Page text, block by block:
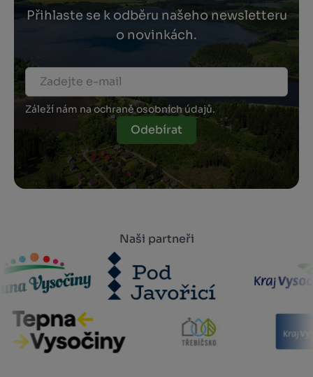
Přihlaste se k odběru našeho newsletteru
o novinkách.
Záleží nám na ochraně osobních údajů.
Odebírat
Naši partneři